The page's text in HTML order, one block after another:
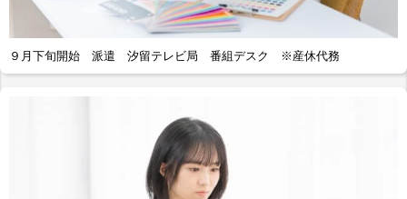
９月下旬開始 派遣 汐留テレビ局 番組デスク ※産休代務